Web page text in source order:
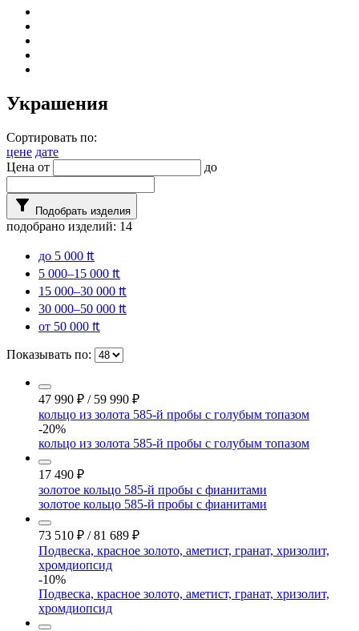
Украшения
Сортировать по:
цене дате
Цена от
до
filter_alt Подобрать изделия
подобрано изделий: 14
до 5 000 ₶
5 000–15 000 ₶
15 000–30 000 ₶
30 000–50 000 ₶
от 50 000 ₶
Показывать по:
47 990 ₽ / 59 990 ₽
кольцо из золота 585-й пробы с голубым топазом
-20%
кольцо из золота 585-й пробы с голубым топазом
17 490 ₽
золотое кольцо 585-й пробы с фианитами
золотое кольцо 585-й пробы с фианитами
73 510 ₽ / 81 689 ₽
Подвеска, красное золото, аметист, гранат, хризолит,
хромдиопсид
-10%
Подвеска, красное золото, аметист, гранат, хризолит,
хромдиопсид